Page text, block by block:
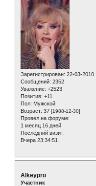
Зарегистрирован: 22-03-2010
Сообщений: 2352
Уважение: +2523
Позитив: +11
Пол: Мужской
Возраст: 37 [1988-12-30]
Провел на форуме:
1 месяц 16 дней
Последний визит:
Вчера 23:34:51
Alkeypro
Участник